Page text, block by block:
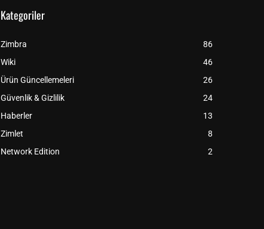
Kategoriler
Zimbra
86
Wiki
46
Ürün Güncellemeleri
26
Güvenlik & Gizlilik
24
Haberler
13
Zimlet
8
Network Edition
2